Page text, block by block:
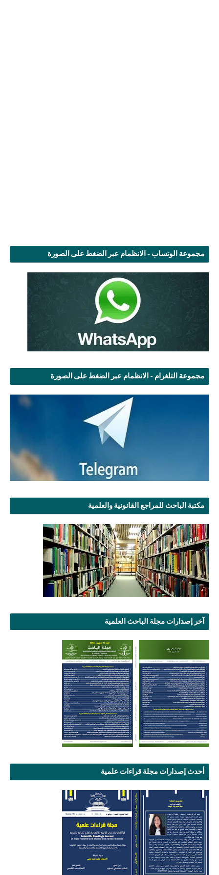
مجموعة الوتساب - الانظمام عبر الضغط على الصورة
مجموعة التلغرام - الانظمام عبر الضغط على الصورة
مكتبة الباحث للمراجع القانونية والعلمية
آخر إصدارات مجلة الباحث العلمية
أحدث إصدارات مجلة قراءات علمية